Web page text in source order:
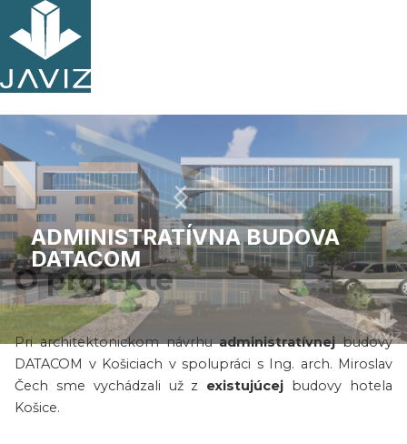
ADMINISTRATÍVNA BUDOVA
DATACOM
O projekte
Pri architektonickom návrhuadministratívnejbudovy
DATACOM v Košiciach v spolupráci s Ing. arch. Miroslav
Čech sme vychádzali už z existujúcej budovy hotela
Košice.